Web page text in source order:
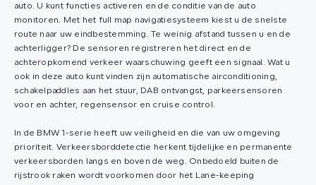
auto. U kunt functies activeren en de conditie van de auto
monitoren. Met het full map navigatiesysteem kiest u de snelste
route naar uw eindbestemming. Te weinig afstand tussen u en de
achterligger? De sensoren registreren het direct en de
achteropkomend verkeer waarschuwing geeft een signaal. Wat u
ook in deze auto kunt vinden zijn automatische airconditioning,
schakelpaddles aan het stuur, DAB ontvangst, parkeersensoren
voor en achter, regensensor en cruise control.
In de BMW 1-serie heeft uw veiligheid en die van uw omgeving
prioriteit. Verkeersborddetectie herkent tijdelijke en permanente
verkeersborden langs en boven de weg. Onbedoeld buiten de
rijstrook raken wordt voorkomen door het Lane-keeping